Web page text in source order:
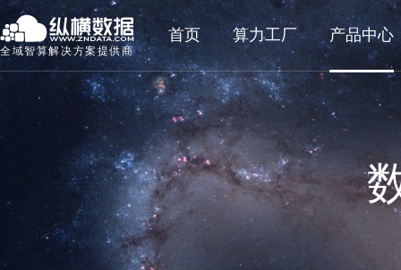
全域智算解决方案提供商
首页 算力工厂 产品中心